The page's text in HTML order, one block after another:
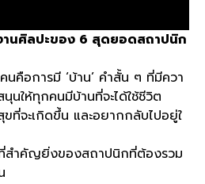
นศิลปะของ 6 สุดยอดสถาปนิก
นคือการมี ‘บ้าน’ คำสั้น ๆ ที่มีควา
ให้ทุกคนมีบ้านที่จะได้ใช้ชีวิต
ที่จะเกิดขึ้น และอยากกลับไปอยู่ใ
สำคัญยิ่งของสถาปนิกที่ต้องรวม